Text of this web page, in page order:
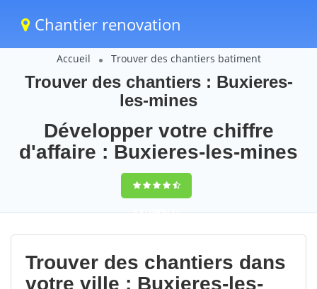
Chantier renovation
Accueil Trouver des chantiers batiment
Trouver des chantiers : Buxieres-
les-mines
Développer votre chiffre
d'affaire : Buxieres-les-mines
9,5(100%)71
votes
Trouver des chantiers dans
votre ville : Buxieres-les-